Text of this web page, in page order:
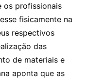
os profissionais
fisicamente na
respectivos
das
de materiais e
aponta que as